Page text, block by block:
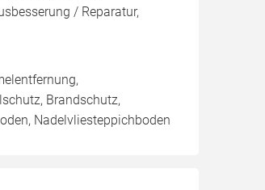
/ Reparatur,
Brandschutz,
Nadelvliesteppichboden